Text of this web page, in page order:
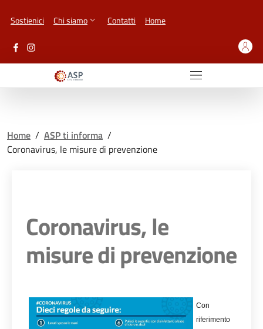
Sostienici Chi siamo Contatti Home
Home / ASP ti informa /
Coronavirus, le misure di prevenzione
Coronavirus, le
misure di prevenzione
Con
riferimento